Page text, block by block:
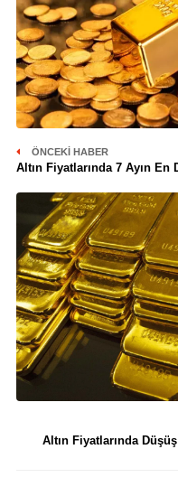
ÖNCEKI HABER
Altın Fiyatlarında 7 Ayın
Altın Fiyatlarında